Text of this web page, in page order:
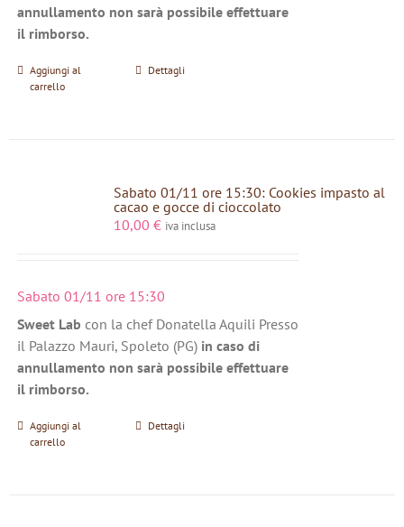
annullamento non sarà possibile effettuare
il rimborso.
Aggiungi al
carrello
Dettagli
Sabato 01/11 ore 15:30: Cookies impasto al
cacao e gocce di cioccolato
10,00 € iva inclusa
Sabato 01/11 ore 15:30
Sweet Lab con la chef Donatella Aquili Presso
il Palazzo Mauri, Spoleto (PG) in caso di
annullamento non sarà possibile effettuare
il rimborso.
Aggiungi al
carrello
Dettagli